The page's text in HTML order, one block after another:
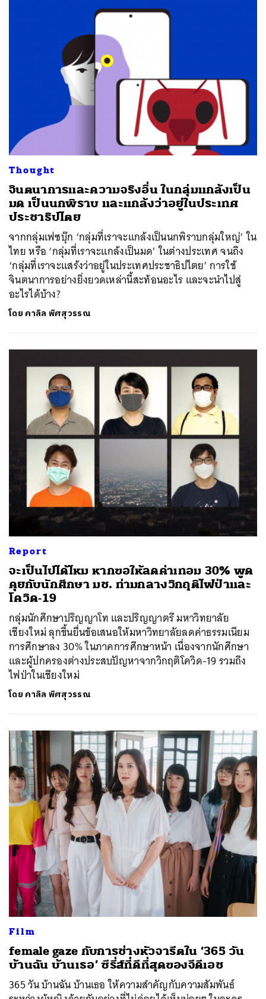
Thought
จินตนาการและความจริงอื่น ในกลุ่มแกล้งเป็น
มด เป็นนกพิราบ และแกล้งว่าอยู่ในประเทศ
ประชาธิปไตย
จากกลุ่มเฟซบุ๊ก ‘กลุ่มที่เราจะแกล้งเป็นนกพิราบกลุ่มใหญ่’ ใน
ไทย หรือ ‘กลุ่มที่เราจะแกล้งเป็นมด’ ในต่างประเทศ จนถึง
‘กลุ่มที่เราจะแสร้งว่าอยู่ในประเทศประชาธิปไตย’ การใช้
จินตนาการอย่างยิ่งยวดเหล่านี้สะท้อนอะไร และจะนำไปสู่
อะไรได้บ้าง?
โดย คาลิล พิศสุวรรณ
Report
จะเป็นไปได้ไหม หากขอให้ลดค่าเทอม 30% พูด
คุยกับนักศึกษา มช. ท่ามกลางวิกฤติไฟป่าและ
โควิด-19
กลุ่มนักศึกษาปริญญาโท และปริญญาตรี มหาวิทยาลัย
เชียงใหม่ ลุกขึ้นยื่นข้อเสนอให้มหาวิทยาลัยลดค่าธรรมเนียม
การศึกษาลง 30% ในภาคการศึกษาหน้า เนื่องจากนักศึกษา
และผู้ปกครองต่างประสบปัญหาจากวิกฤติโควิด-19 รวมถึง
ไฟป่าในเชียงใหม่
โดย คาลิล พิศสุวรรณ
Film
female gaze กับการช่างหัวจารีตใน ‘365 วัน
บ้านฉัน บ้านเธอ’ ซีรี่ส์ที่ดีที่สุดของจีดีเอช
365 วัน บ้านฉัน บ้านเธอ ให้ความสำคัญกับความสัมพันธ์